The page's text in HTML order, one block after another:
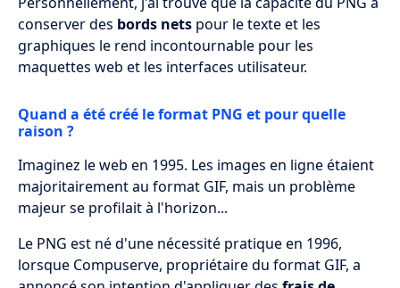
conserver des bords nets pour le texte et les
graphiques le rend incontournable pour les
maquettes web et les interfaces utilisateur.
Quand a été créé le format PNG et pour quelle
raison ?
Imaginez le web en 1995. Les images en ligne étaient
majoritairement au format GIF, mais un problème
majeur se profilait à l'horizon...
Le PNG est né d'une nécessité pratique en 1996,
lorsque Compuserve, propriétaire du format GIF, a